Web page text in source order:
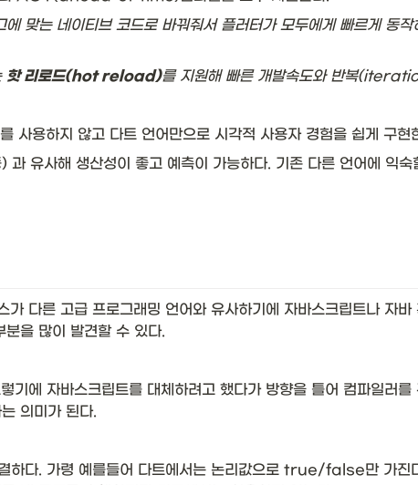
에 맞는 네이티브 코드로 바꿔줘서 플러터가 모두에게 빠르게 동
핫 리로드(hot reload)를 지원해 빠른 개발속도와 반복
사용하지 않고 다트 언어만으로 시각적 사용자 경험을 쉽게 구현
사해 생산성이 좋고 예측이 가능하다. 기존 다른 언어에 익숙
가 다른 고급 프로그래밍 언어와 유사하기에 자바스크립트나 자
분을 많이 발견할 수 있다.
기에 자바스크립트를 대체하려고 했다가 방향을 틀어 컴파일러
의미가 된다.
하다. 가령 예를들어 다트에서는 논리값으로 true/false만 가진